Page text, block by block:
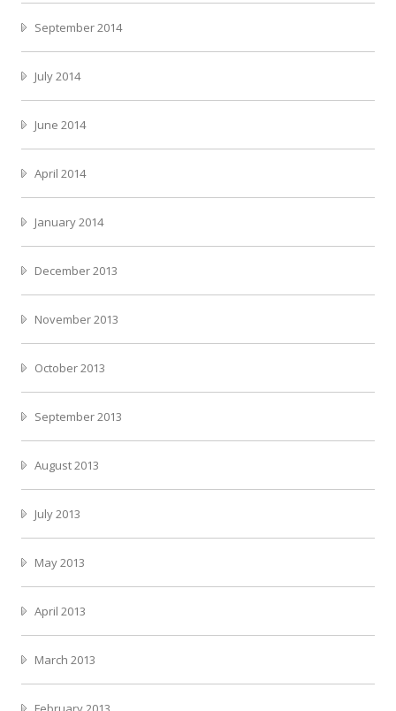
September 2014
July 2014
June 2014
April 2014
January 2014
December 2013
November 2013
October 2013
September 2013
August 2013
July 2013
May 2013
April 2013
March 2013